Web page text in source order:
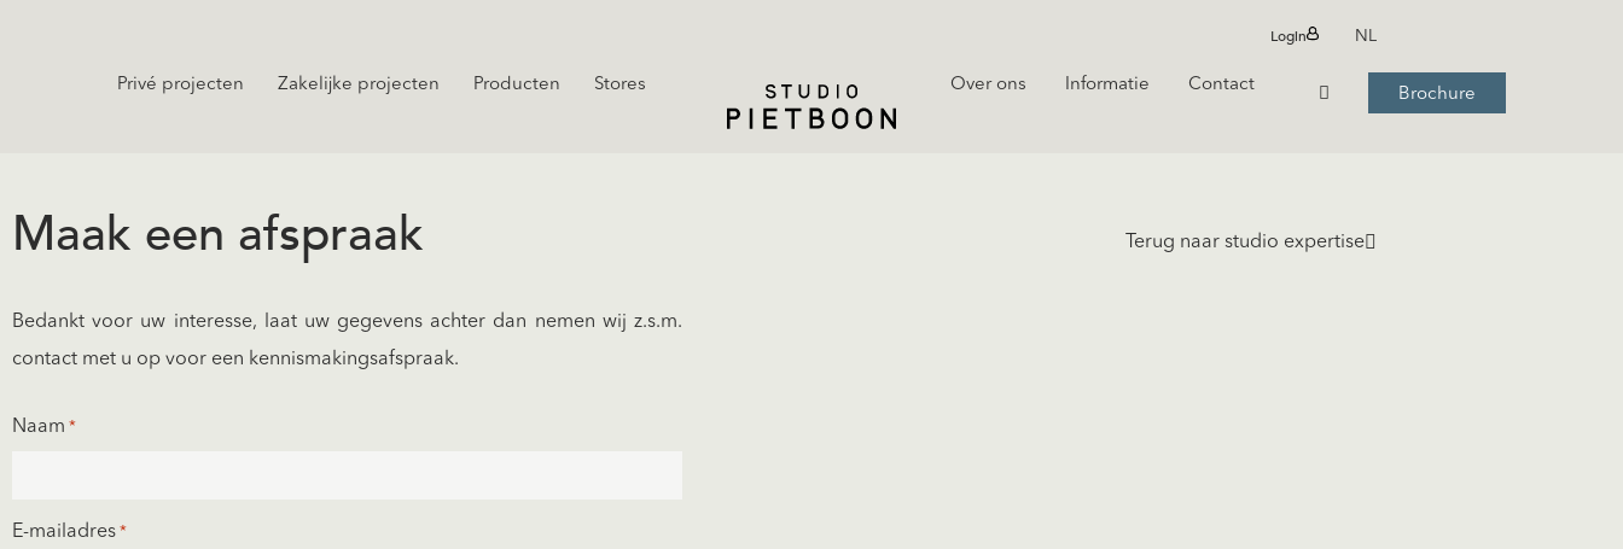
Login NL
Privé projecten Zakelijke projecten Producten Stores Over ons Informatie Contact
Brochure
Maak een afspraak
Bedankt voor uw interesse, laat uw gegevens achter dan nemen wij z.s.m.
contact met u op voor een kennismakingsafspraak.
Naam *
E-mailadres *
Terug naar studio expertise